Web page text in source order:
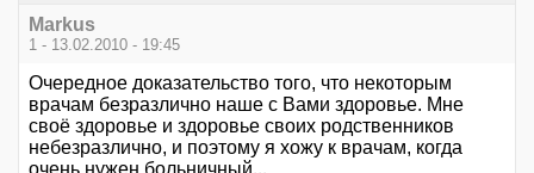
Markus
1 - 13.02.2010 - 19:45
Очередное доказательство того, что некоторым
врачам безразлично наше с Вами здоровье. Мне
своё здоровье и здоровье своих родственников
небезразлично, и поэтому я хожу к врачам, когда